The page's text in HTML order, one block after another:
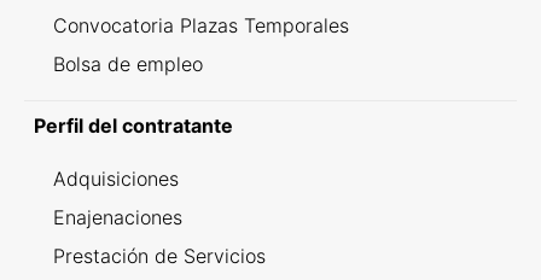
Convocatoria Plazas Temporales
Bolsa de empleo
Perfil del contratante
Adquisiciones
Enajenaciones
Prestación de Servicios